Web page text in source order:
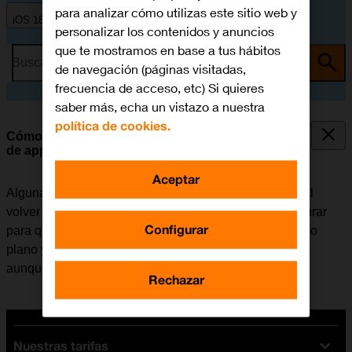
iOS 18
Busca por problema o tema
Cómo seleccionar los ajustes de la actualización
de apps en segundo plano
Algunas apps siguen funcionando en segundo plano al
volver a la pantalla de inicio. El móvil se puede configurar
para que actualice el contenido de las apps en segundo
plano y así se puede seguir recibiendo notificaciones
aunque una app no esté activa.
Nuestras tarifas
para analizar cómo utilizas este sitio web y
personalizar los contenidos y anuncios
que te mostramos en base a tus hábitos
de navegación (páginas visitadas,
frecuencia de acceso, etc) Si quieres
saber más, echa un vistazo a nuestra
política de cookies.
Configurar
Rechazar
Aceptar